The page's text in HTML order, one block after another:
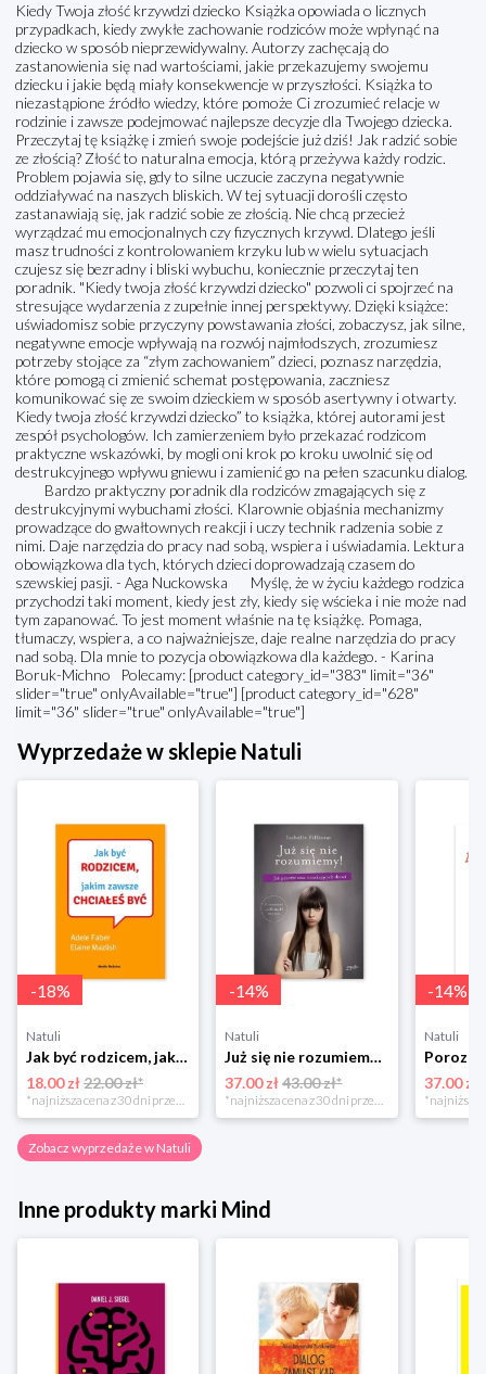
Kiedy Twoja złość krzywdzi dziecko Książka opowiada o licznych
przypadkach, kiedy zwykłe zachowanie rodziców może wpłynąć na
dziecko w sposób nieprzewidywalny. Autorzy zachęcają do
zastanowienia się nad wartościami, jakie przekazujemy swojemu
dziecku i jakie będą miały konsekwencje w przyszłości. Książka to
niezastąpione źródło wiedzy, które pomoże Ci zrozumieć relacje w
rodzinie i zawsze podejmować najlepsze decyzje dla Twojego dziecka.
Przeczytaj tę książkę i zmień swoje podejście już dziś! Jak radzić sobie
ze złością? Złość to naturalna emocja, którą przeżywa każdy rodzic.
Problem pojawia się, gdy to silne uczucie zaczyna negatywnie
oddziaływać na naszych bliskich. W tej sytuacji dorośli często
zastanawiają się, jak radzić sobie ze złością. Nie chcą przecież
wyrządzać mu emocjonalnych czy fizycznych krzywd. Dlatego jeśli
masz trudności z kontrolowaniem krzyku lub w wielu sytuacjach
czujesz się bezradny i bliski wybuchu, koniecznie przeczytaj ten
poradnik. "Kiedy twoja złość krzywdzi dziecko" pozwoli ci spojrzeć na
stresujące wydarzenia z zupełnie innej perspektywy. Dzięki książce:
uświadomisz sobie przyczyny powstawania złości, zobaczysz, jak silne,
negatywne emocje wpływają na rozwój najmłodszych, zrozumiesz
potrzeby stojące za “złym zachowaniem” dzieci, poznasz narzędzia,
które pomogą ci zmienić schemat postępowania, zaczniesz
komunikować się ze swoim dzieckiem w sposób asertywny i otwarty.
Kiedy twoja złość krzywdzi dziecko” to książka, której autorami jest
zespół psychologów. Ich zamierzeniem było przekazać rodzicom
praktyczne wskazówki, by mogli oni krok po kroku uwolnić się od
destrukcyjnego wpływu gniewu i zamienić go na pełen szacunku dialog.
Bardzo praktyczny poradnik dla rodziców zmagających się z
destrukcyjnymi wybuchami złości. Klarownie objaśnia mechanizmy
prowadzące do gwałtownych reakcji i uczy technik radzenia sobie z
nimi. Daje narzędzia do pracy nad sobą, wspiera i uświadamia. Lektura
obowiązkowa dla tych, których dzieci doprowadzają czasem do
szewskiej pasji. - Aga Nuckowska Myślę, że w życiu każdego rodzica
przychodzi taki moment, kiedy jest zły, kiedy się wścieka i nie może nad
tym zapanować. To jest moment właśnie na tę książkę. Pomaga,
tłumaczy, wspiera, a co najważniejsze, daje realne narzędzia do pracy
nad sobą. Dla mnie to pozycja obowiązkowa dla każdego. - Karina
Boruk-Michno Polecamy: [product category_id="383" limit="36"
slider="true" onlyAvailable="true"] [product category_id="628"
limit="36" slider="true" onlyAvailable="true"]
Wyprzedaże w sklepie Natuli
-18%
Natuli
Jak być rodzicem, jakim zawsze chciałeś być Media rodzina
18.00 zł22.00 zł*
*najniższa cena z 30 dni przed obniżką
-14%
Natuli
Już się nie rozumiemy! Jak przeżyć czas trzaskających drzwi Esprit
37.00 zł 43.00 zł*
*najniższa cena z 30 dni przed obniżką
-14%
Natuli
37.00 zł
Zobacz wyprzedaże w Natuli
Inne produkty marki Mind